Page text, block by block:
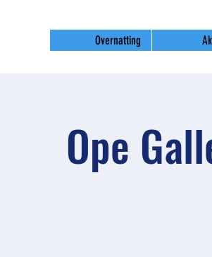
Overnatting
Ope